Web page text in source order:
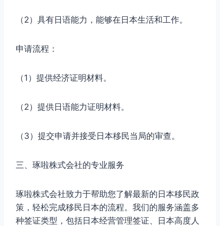
（2）具有日语能力，能够在日本生活和工作。
申请流程：
（1）提供经济证明材料。
（2）提供日语能力证明材料。
（3）提交申请并接受日本移民当局的审查。
三、琢啦株式会社的专业服务
琢啦株式会社致力于帮助您了解最新的日本移民政
策，轻松完成移民日本的流程。我们的服务涵盖多
种签证类型，包括日本经营管理签证、日本高度人